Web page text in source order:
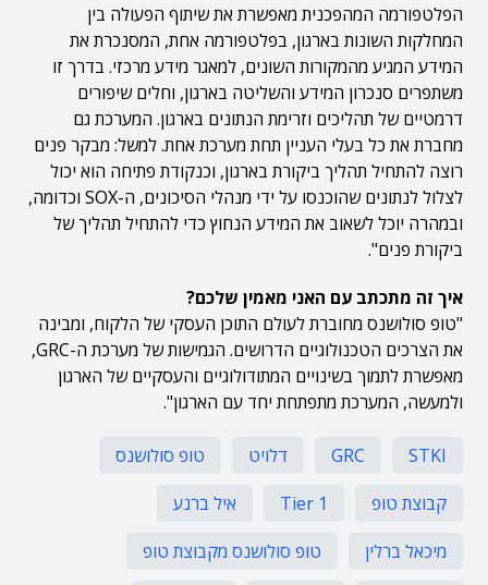
הפלטפורמה המהפכנית מאפשרת את שיתוף הפעולה בין
המחלקות השונות בארגון, בפלטפורמה אחת, המסנכרת את
המידע המגיע מהמקורות השונים, למאגר מידע מרכזי. בדרך זו
משתפרים סנכרון המידע והשליטה בארגון, וחלים שיפורים
דרמטיים של תהליכים וזרימת הנתונים בארגון. המערכת גם
מחברת את כל בעלי העניין תחת מערכת אחת. למשל: מבקר פנים
רוצה להתחיל תהליך ביקורת בארגון, וכנקודת פתיחה הוא יכול
לצלול לנתונים שהוכנסו על ידי מנהלי הסיכונים, ה-SOX וכדומה,
ובמהרה יוכל לשאוב את המידע הנחוץ כדי להתחיל תהליך של
ביקורת פנים".
איך זה מתכתב עם האני מאמין שלכם?
"טופ סולושנס מחוברת לעולם התוכן העסקי של הלקוח, ומבינה
את הצרכים הטכנולוגיים הדרושים. הגמישות של מערכת ה-GRC,
מאפשרת לתמוך בשינויים המתודולוגיים והעסקיים של הארגון
ולמעשה, המערכת מתפתחת יחד עם הארגון".
STKI
GRC דלויט
טופ סולושנס
קבוצת טופ
Tier 1
איל ברנע
מיכאל ברלין
טופ סולושנס מקבוצת טופ